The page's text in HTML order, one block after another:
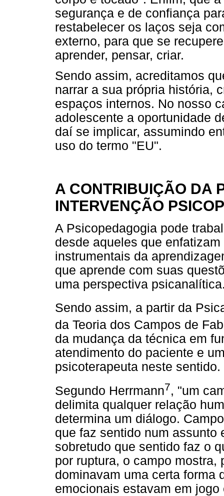
segurança e de confiança
restabelecer os laços seja
externo, para que se
aprender, pensar, criar.
Sendo assim, acreditamos
narrar a sua própria história,
espaços internos. No nosso
adolescente a oportunidade
daí se implicar, assumindo
uso do termo "EU".
A CONTRIBUIÇÃO DA
INTERVENÇÃO
A Psicopedagogia pode
desde aqueles que
instrumentais da
que aprende com suas
uma perspectiva
Sendo assim, a partir da
da Teoria dos Campos de
da mudança da técnica em
atendimento do paciente e
psicoterapeuta neste sentido.
Segundo Herrmann7, "um
delimita qualquer relação
determina um diálogo.
que faz sentido num assunto
sobretudo que sentido faz o
por ruptura, o campo mostra,
dominavam uma certa forma
emocionais estavam em